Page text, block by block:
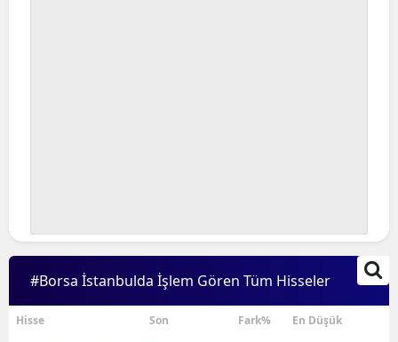
#Borsa İstanbulda İşlem Gören Tüm Hisseler
Hisse Son Fark% En Düşük